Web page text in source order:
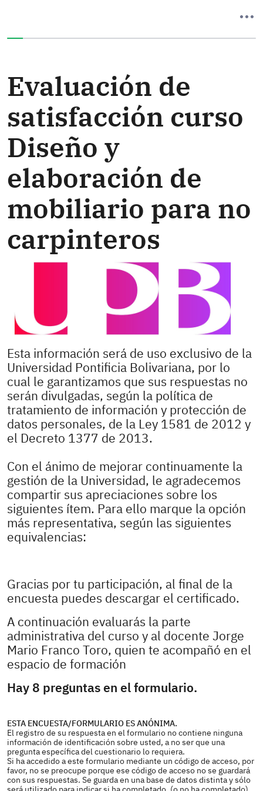
Evaluación de
satisfacción curso
Diseño y
elaboración de
mobiliario para no
carpinteros
Esta información será de uso exclusivo de la
Universidad Pontificia Bolivariana, por lo
cual le garantizamos que sus respuestas no
serán divulgadas, según la política de
tratamiento de información y protección de
datos personales, de la Ley 1581 de 2012 y
el Decreto 1377 de 2013.
Con el ánimo de mejorar continuamente la
gestión de la Universidad, le agradecemos
compartir sus apreciaciones sobre los
siguientes ítem. Para ello marque la opción
más representativa, según las siguientes
equivalencias:
Gracias por tu participación, al final de la
encuesta puedes descargar el certificado.
A continuación evaluarás la parte
administrativa del curso y al docente Jorge
Mario Franco Toro, quien te acompañó en el
espacio de formación
Hay 8 preguntas en el formulario.
ESTA ENCUESTA/FORMULARIO ES ANÓNIMA.
El registro de su respuesta en el formulario no contiene ninguna
información de identificación sobre usted, a no ser que una
pregunta específica del cuestionario lo requiera.
Si ha accedido a este formulario mediante un código de acceso, por
favor, no se preocupe porque ese código de acceso no se guardará
con sus respuestas. Se guarda en una base de datos distinta y sólo